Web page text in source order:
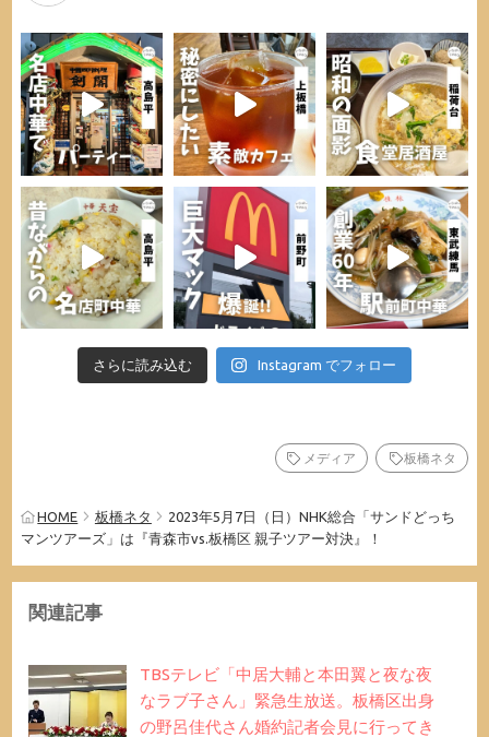
さらに読み込む Instagram でフォロー
メディア 板橋ネタ
HOME 板橋ネタ
2023年5月7日（日）NHK総合「サンドどっち
マンツアーズ」は『青森市vs.板橋区 親子ツアー対決』！
関連記事
TBSテレビ「中居大輔と本田翼と夜な夜
なラブ子さん」緊急生放送。板橋区出身
の野呂佳代さん婚約記者会見に行ってき